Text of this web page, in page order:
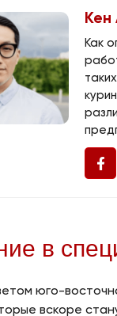
Как
в
юго-
вскоре